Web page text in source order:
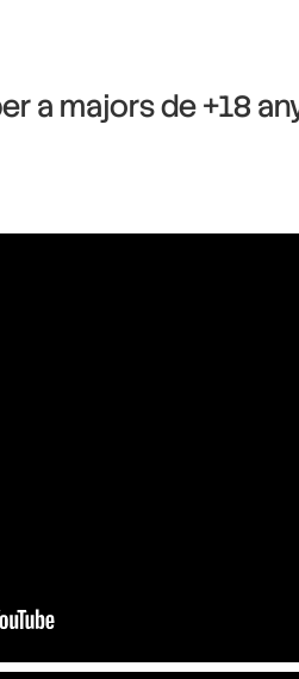
a majors de +18